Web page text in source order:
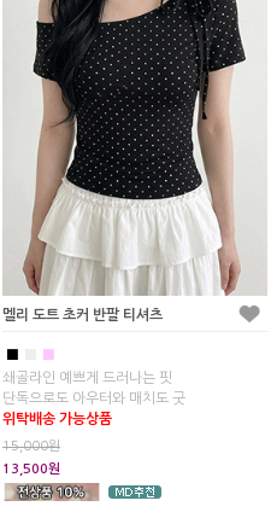
멜리 도트 초커 반팔 티셔츠
■ ■
쇄골라인 예쁘게 드러나는 핏
단독으로도 아우터와 매치도 굿
위탁배송 가능상품
15,000원
13,500원